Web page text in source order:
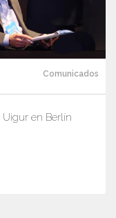
Comunicados
en Berlín